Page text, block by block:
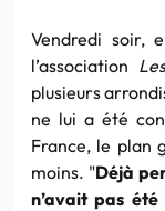
Vendredi soir,
l’association
plusieurs
ne lui a été
France, le plan
moins. "Déjà
n’avait pas